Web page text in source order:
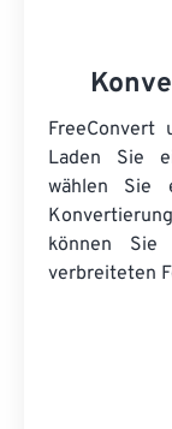
Laden Sie
wählen Sie
können
verbreiteten